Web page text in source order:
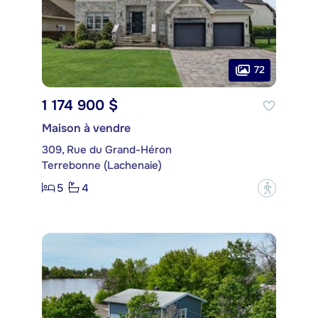
72
1 174 900 $
Maison à vendre
309, Rue du Grand-Héron
Terrebonne (Lachenaie)
5
4 ?